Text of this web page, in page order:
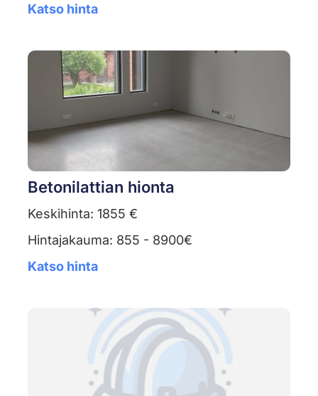
Katso hinta
Betonilattian hionta
Keskihinta: 1855 €
Hintajakauma: 855 - 8900€
Katso hinta